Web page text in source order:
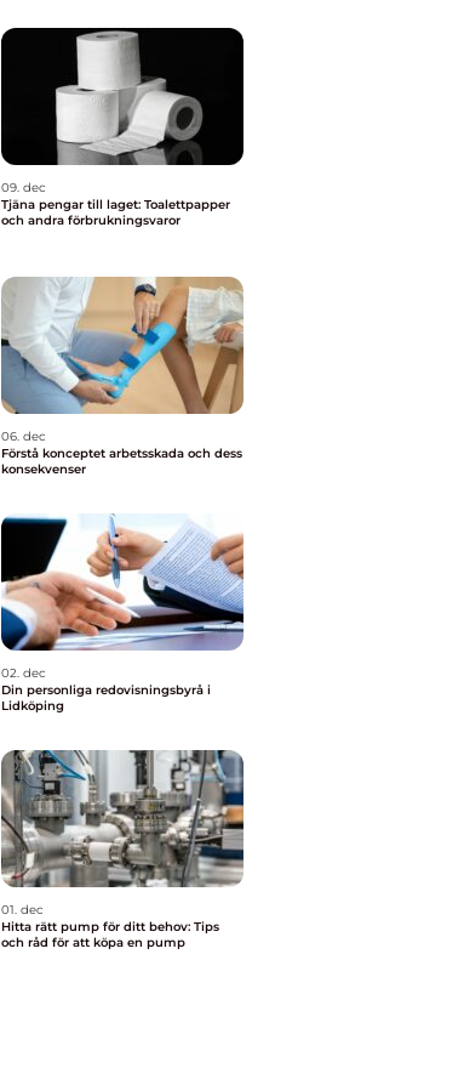
09. dec
Tjäna pengar till laget: Toalettpapper
och andra förbrukningsvaror
06. dec
Förstå konceptet arbetsskada och dess
konsekvenser
02. dec
Din personliga redovisningsbyrå i
Lidköping
01. dec
Hitta rätt pump för ditt behov: Tips
och råd för att köpa en pump